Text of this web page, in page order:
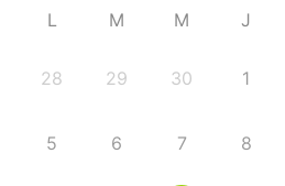
L M M J
28 29 30 1
5 6 7 8